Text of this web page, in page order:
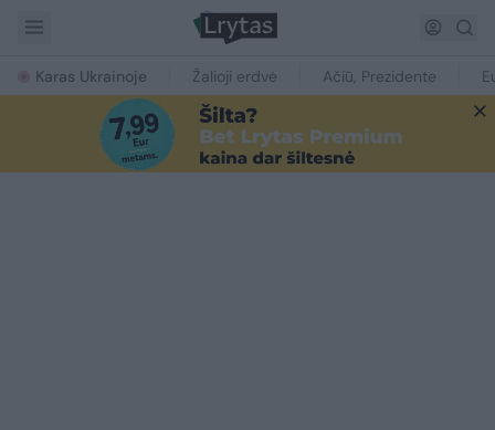
Karas Ukrainoje Žalioji erdvė Ačiū, Prezidente